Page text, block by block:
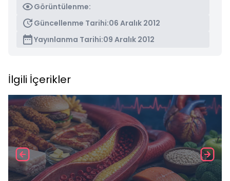
Görüntülenme:
Güncellenme Tarihi:06 Aralık 2012
Yayınlanma Tarihi:09 Aralık 2012
İlgili İçerikler